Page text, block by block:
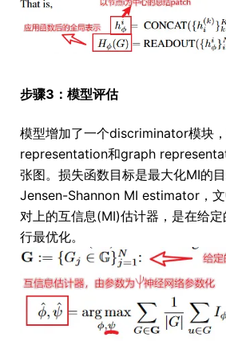
步骤3：模型评估
模型增加了一个discriminator模块
representation和graph
张图。损失函数目标是最大化MI的
Jensen-Shannon MI estimator，
对上的互信息(MI)估计器，是在给
行最优化。